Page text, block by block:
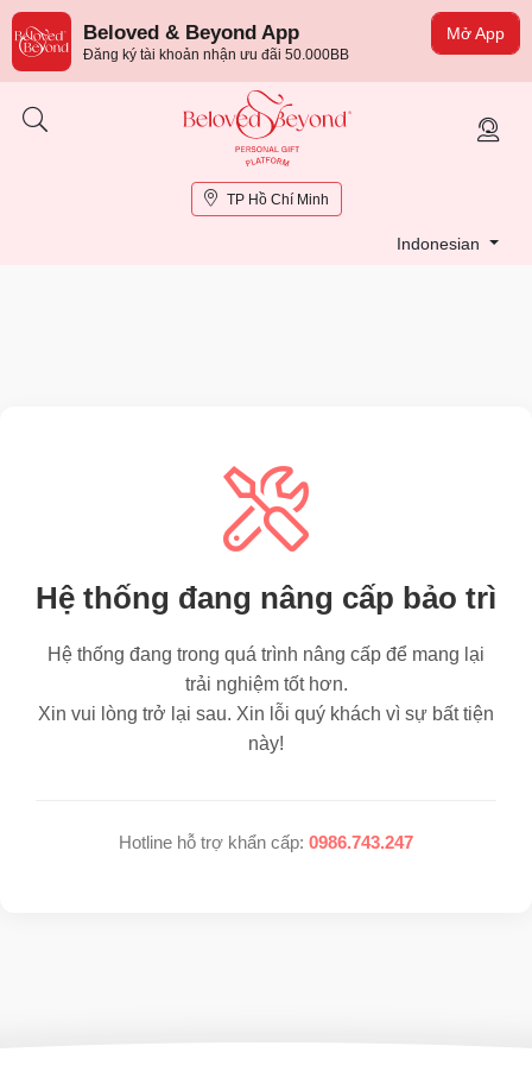
Mở App
Beloved & Beyond App
Đăng ký tài khoản nhận ưu đãi 50.000BB
TP Hồ Chí Minh
Indonesian
Hệ thống đang nâng cấp bảo trì
Hệ thống đang trong quá trình nâng cấp để mang lại
trải nghiệm tốt hơn.
Xin vui lòng trở lại sau. Xin lỗi quý khách vì sự bất tiện
này!
Hotline hỗ trợ khẩn cấp: 0986.743.247